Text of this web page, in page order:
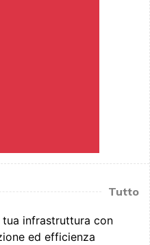
Tutto
tua infrastruttura con
ed efficienza